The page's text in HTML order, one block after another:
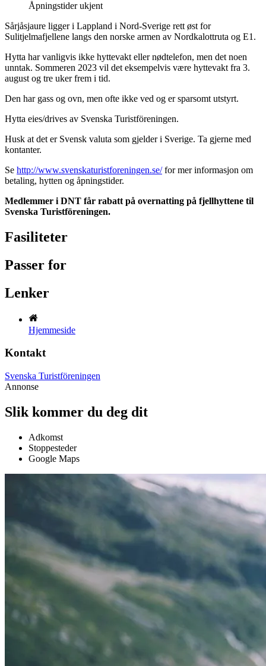
Åpningstider ukjent
Sårjåsjaure ligger i Lappland i Nord-Sverige rett øst for
Sulitjelmafjellene langs den norske armen av Nordkalottruta og E1.
Hytta har vanligvis ikke hyttevakt eller nødtelefon, men det noen
unntak. Sommeren 2023 vil det eksempelvis være hyttevakt fra 3.
august og tre uker frem i tid.
Den har gass og ovn, men ofte ikke ved og er sparsomt utstyrt.
Hytta eies/drives av Svenska Turistföreningen.
Husk at det er Svensk valuta som gjelder i Sverige. Ta gjerne med
kontanter.
Se http://www.svenskaturistforeningen.se/for mer informasjon om
betaling, hytten og åpningstider.
Medlemmer i DNT får rabatt på overnatting på fjellhyttene til
Svenska Turistföreningen.
Fasiliteter
Passer for
Lenker
Hjemmeside
Kontakt
Svenska Turistföreningen
Annonse
Slik kommer du deg dit
Adkomst
Stoppesteder
Google Maps